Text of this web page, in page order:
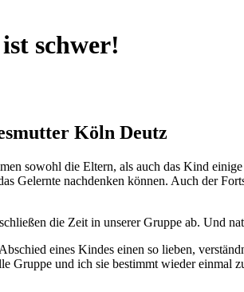
schwer!
Köln Deutz
sowohl die Eltern, als auch das Kind
Gelernte nachdenken können. Auch der
die Zeit in unserer Gruppe ab. Und
eines Kindes einen so lieben,
Gruppe und ich sie bestimmt wieder